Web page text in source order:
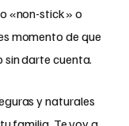
«non-stick» o
momento de que
sin darte cuenta.
y naturales